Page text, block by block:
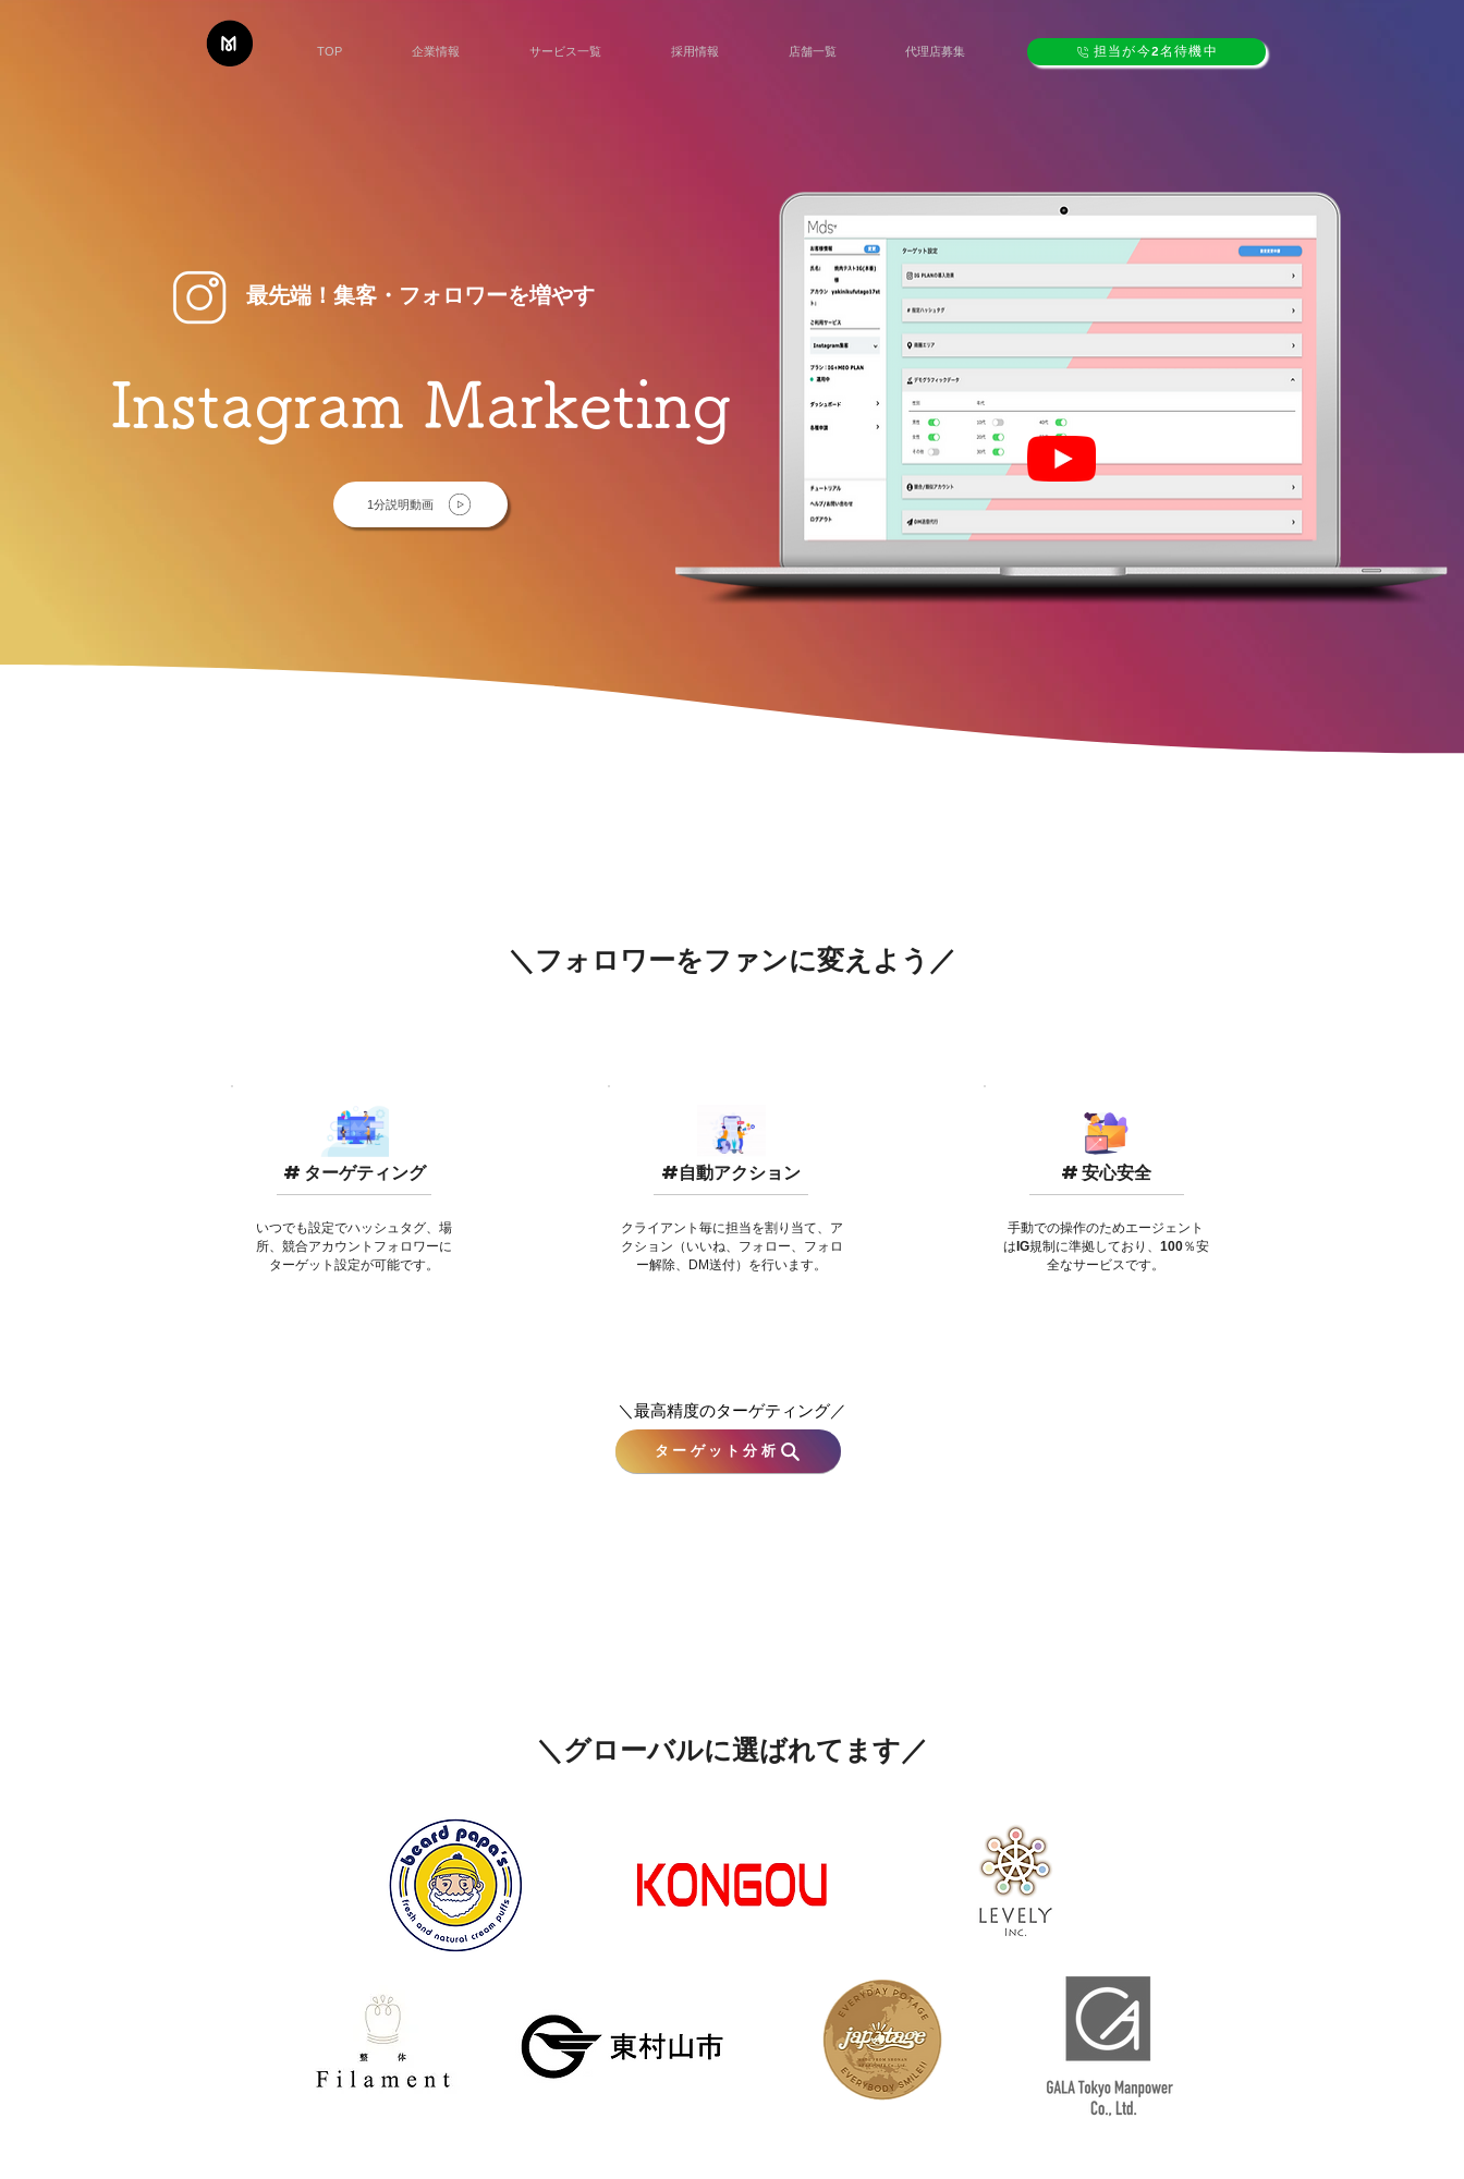
TOP 企業情報 サービス一覧 採用情報 店舗一覧 代理店募集 担当が今2名待機中
Instagram Marketing
最先端！集客・フォロワーを増やす
1分説明動画
＼フォロワーをファンに変えよう／
# ターゲティング
いつでも設定でハッシュタグ、場
所、競合アカウントフォロワーに
ターゲット設定が可能です。
#自動アクション
クライアント毎に担当を割り当て、ア
クション（いいね、フォロー、フォロ
ー解除、DM送付）を行います。
# 安心安全
手動での操作のためエージェント
は IG規制に準拠しており、 100％安
全なサービスです。
＼最高精度のターゲティング／
ターゲット分析
＼グローバルに選ばれてます／